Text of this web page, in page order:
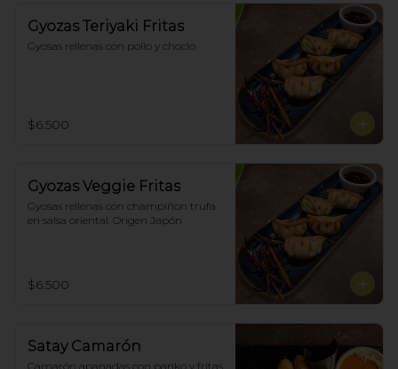
Gyozas Teriyaki Fritas
Gyosas rellenas con pollo y choclo
$6.500
Gyozas Veggie Fritas
Gyosas rellenas con champiñon trufa
en salsa oriental. Origen Japón
$6.500
Satay Camarón
Camarón apanadas con panko y fritas,